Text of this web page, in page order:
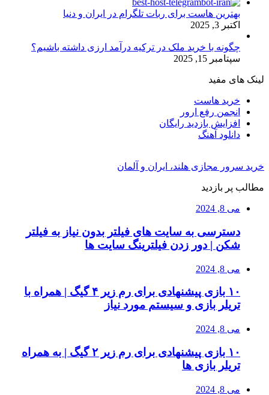
بهترین هاست برای ربات تلگرام در ایران و دنیا
اکتبر 3, 2025
چگونه با خرید ملک در ترکیه درآمد ارزی داشته باشیم؟
سپتامبر 15, 2025
لینک های مفید
خرید هاست
انجمن رفع ارور
افزایش بازدید رایگان
دانلود آهنگ
خرید سرور مجازی هلند، ایران و آلمان
مطالب پر بازدید
می 8, 2024
دسترسی به سایت های فیلتر بدون نیاز به فیلتر
شکن | دور زدن فیلترینگ سایت ها
می 8, 2024
۱۰ بازی پیشنهادی برای رم زیر ۴ گیگ | همراه با
تریلر بازی و سیستم مورد نیاز
می 8, 2024
۱۰ بازی پیشنهادی برای رم زیر ۲ گیگ | به همراه
تریلر بازی ها
می 8, 2024